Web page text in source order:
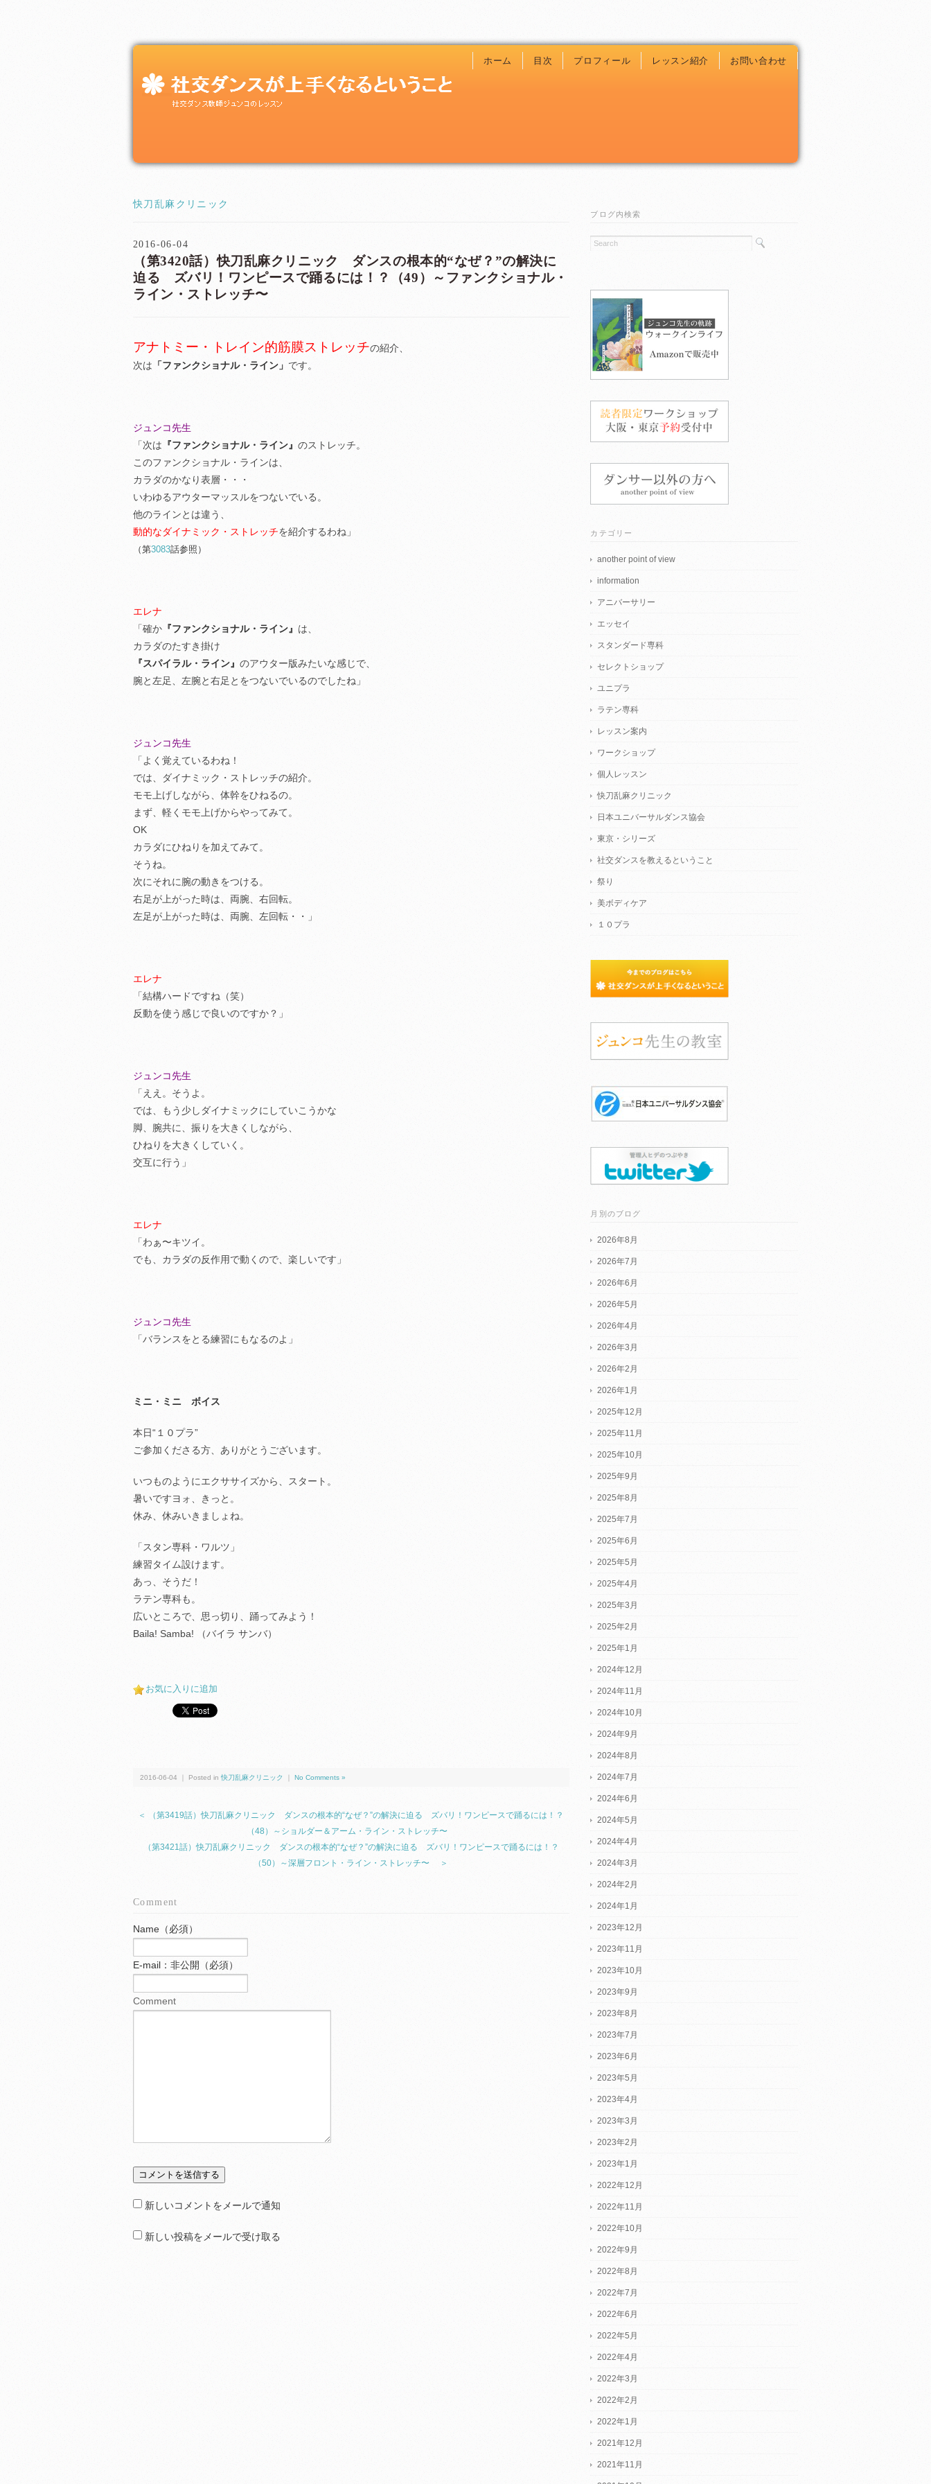
ホーム 目次 プロフィール レッスン紹介 お問い合わせ
快刀乱麻クリニック
2016-06-04
（第3420話）快刀乱麻クリニック ダンスの根本的“なぜ？”の解決に
迫る ズバリ！ワンピースで踊るには！？（49）～ファンクショナル・
ライン・ストレッチ〜
アナトミー・トレイン的筋膜ストレッチの紹介、
次は 「ファンクショナル・ライン」 です。
ジュンコ先生
「次は 『ファンクショナル・ライン』 のストレッチ。
このファンクショナル・ラインは、
カラダのかなり表層・・・
いわゆるアウターマッスルをつないでいる。
他のラインとは違う、
動的なダイナミック・ストレッチを紹介するわね」
（第3083話参照）
エレナ
「確か 『ファンクショナル・ライン』 は、
カラダのたすき掛け
『スパイラル・ライン』 のアウター版みたいな感じで、
腕と左足、左腕と右足とをつないでいるのでしたね」
ジュンコ先生
「よく覚えているわね！
では、ダイナミック・ストレッチの紹介。
モモ上げしながら、体幹をひねるの。
まず、軽くモモ上げからやってみて。
OK
カラダにひねりを加えてみて。
そうね。
次にそれに腕の動きをつける。
右足が上がった時は、両腕、右回転。
左足が上がった時は、両腕、左回転・・」
エレナ
「結構ハードですね（笑）
反動を使う感じで良いのですか？」
ジュンコ先生
「ええ。そうよ。
では、もう少しダイナミックにしていこうかな
脚、腕共に、振りを大きくしながら、
ひねりを大きくしていく。
交互に行う」
エレナ
「わぁ〜キツイ。
でも、カラダの反作用で動くので、楽しいです」
ジュンコ先生
「バランスをとる練習にもなるのよ」
ミニ・ミニ ボイス
本日“１０プラ”
ご参加くださる方、ありがとうございます。
いつものようにエクササイズから、スタート。
暑いですヨォ、きっと。
休み、休みいきましょね。
「スタン専科・ワルツ」
練習タイム設けます。
あっ、そうだ！
ラテン専科も。
広いところで、思っ切り、踊ってみよう！
Baila! Samba! （バイラ サンバ）
お気に入りに追加
2016-06-04 ｜ Posted in 快刀乱麻クリニック No Comments »
＜ （第3419話）快刀乱麻クリニック ダンスの根本的“なぜ？”の解決に迫る ズバリ！ワンピースで踊るには！？
（48）～ショルダー＆アーム・ライン・ストレッチ〜
（第3421話）快刀乱麻クリニック ダンスの根本的“なぜ？”の解決に迫る ズバリ！ワンピースで踊るには！？
（50）～深層フロント・ライン・ストレッチ〜 ＞
Comment
Name（必須）
E-mail：非公開（必須）
Comment
新しいコメントをメールで通知
新しい投稿をメールで受け取る
ブログ内検索
カテゴリー
another point of view
information
アニバーサリー
エッセイ
スタンダード専科
セレクトショップ
ユニプラ
ラテン専科
レッスン案内
ワークショップ
個人レッスン
快刀乱麻クリニック
日本ユニバーサルダンス協会
東京・シリーズ
社交ダンスを教えるということ
祭り
美ボディケア
１０プラ
月別のブログ
2026年8月
2026年7月
2026年6月
2026年5月
2026年4月
2026年3月
2026年2月
2026年1月
2025年12月
2025年11月
2025年10月
2025年9月
2025年8月
2025年7月
2025年6月
2025年5月
2025年4月
2025年3月
2025年2月
2025年1月
2024年12月
2024年11月
2024年10月
2024年9月
2024年8月
2024年7月
2024年6月
2024年5月
2024年4月
2024年3月
2024年2月
2024年1月
2023年12月
2023年11月
2023年10月
2023年9月
2023年8月
2023年7月
2023年6月
2023年5月
2023年4月
2023年3月
2023年2月
2023年1月
2022年12月
2022年11月
2022年10月
2022年9月
2022年8月
2022年7月
2022年6月
2022年5月
2022年4月
2022年3月
2022年2月
2022年1月
2021年12月
2021年11月